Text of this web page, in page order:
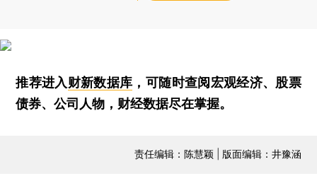
推荐进入财新数据库 ，可随时查阅宏观经济、股票
债券、公司人物，财经数据尽在掌握。
责任编辑：陈慧颖 | 版面编辑：井豫涵